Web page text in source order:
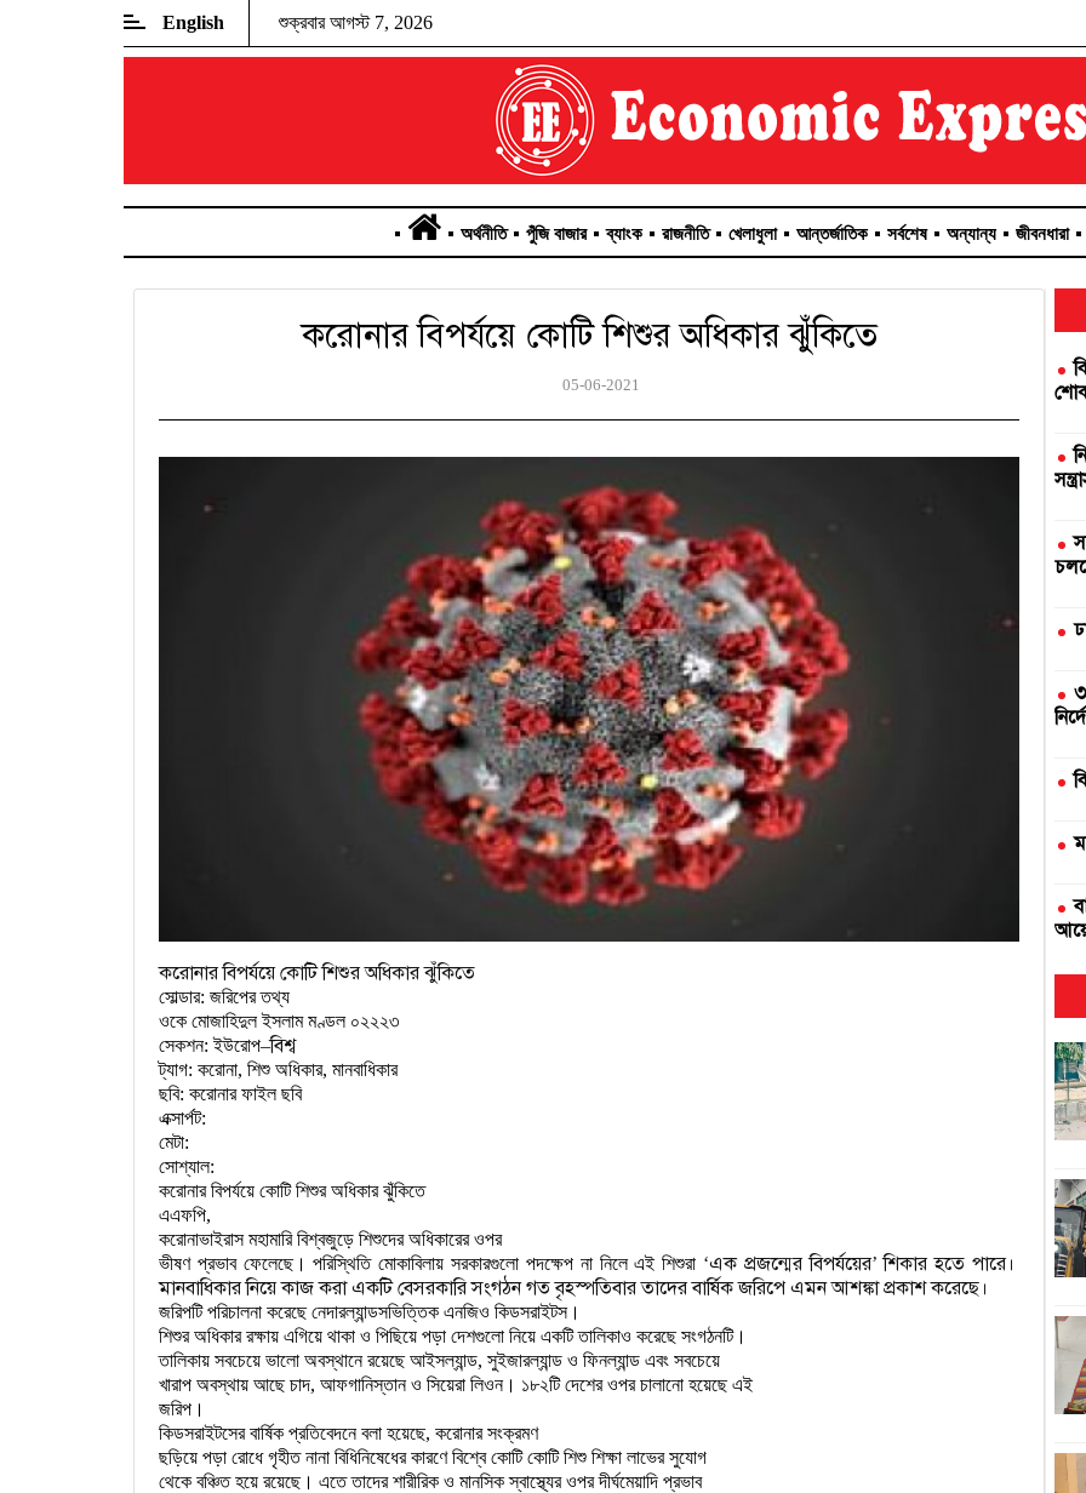
English শুক্রবার আগস্ট 7, 2026
অর্থনীতি পুঁজি বাজার ব্যাংক রাজনীতি খেলাধুলা আন্তর্জাতিক সর্বশেষ অন্যান্য জীবনধারা
করোনার বিপর্যয়ে কোটি শিশুর অধিকার ঝুঁকিতে
05-06-2021
করোনার বিপর্যয়ে কোটি শিশুর অধিকার ঝুঁকিতে
সোল্ডার: জরিপের তথ্য
ওকে মোজাহিদুল ইসলাম মণ্ডল ০২২২৩
সেকশন: ইউরোপ–বিশ্ব
ট্যাগ: করোনা, শিশু অধিকার, মানবাধিকার
ছবি: করোনার ফাইল ছবি
এক্সার্পট:
মেটা:
সোশ্যাল:
করোনার বিপর্যয়ে কোটি শিশুর অধিকার ঝুঁকিতে
এএফপি,
করোনাভাইরাস মহামারি বিশ্বজুড়ে শিশুদের অধিকারের ওপর
ভীষণ প্রভাব ফেলেছে। পরিস্থিতি মোকাবিলায় সরকারগুলো পদক্ষেপ না নিলে এই শিশুরা ‘এক প্রজন্মের বিপর্যয়ের’ শিকার হতে পারে।
মানবাধিকার নিয়ে কাজ করা একটি বেসরকারি সংগঠন গত বৃহস্পতিবার তাদের বার্ষিক জরিপে এমন আশঙ্কা প্রকাশ করেছে।
জরিপটি পরিচালনা করেছে নেদারল্যান্ডসভিত্তিক এনজিও কিডসরাইটস।
শিশুর অধিকার রক্ষায় এগিয়ে থাকা ও পিছিয়ে পড়া দেশগুলো নিয়ে একটি তালিকাও করেছে সংগঠনটি।
তালিকায় সবচেয়ে ভালো অবস্থানে রয়েছে আইসল্যান্ড, সুইজারল্যান্ড ও ফিনল্যান্ড এবং সবচেয়ে
খারাপ অবস্থায় আছে চাদ, আফগানিস্তান ও সিয়েরা লিওন। ১৮২টি দেশের ওপর চালানো হয়েছে এই
জরিপ।
কিডসরাইটসের বার্ষিক প্রতিবেদনে বলা হয়েছে, করোনার সংক্রমণ
ছড়িয়ে পড়া রোধে গৃহীত নানা বিধিনিষেধের কারণে বিশ্বে কোটি কোটি শিশু শিক্ষা লাভের সুযোগ
থেকে বঞ্চিত হয়ে রয়েছে। এতে তাদের শারীরিক ও মানসিক স্বাস্থ্যের ওপর দীর্ঘমেয়াদি প্রভাব